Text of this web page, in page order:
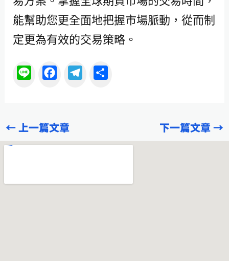
能幫助您更全面地把握市場脈動，從而制
定更為有效的交易策略。
b
o
r
←上一篇文章 下一篇文章→